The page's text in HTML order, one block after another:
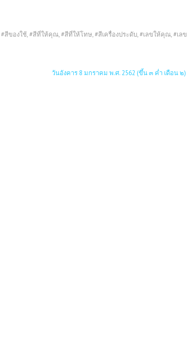
#สีของใช้,#สีที่ให้คุณ,#สีที่ให้โทษ,#สีเครื่องประดับ,#เลขให้คุณ,#เลข
วันอังคาร 8 มกราคม พ.ศ. 2562 (ขึ้น ๓ ค่ำ เดือน ๒)